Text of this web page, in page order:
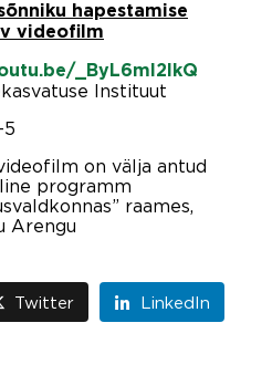
hapestamise
videofilm
_ByL6ml2lkQ
Instituut
5
on välja antud
programm
raames,
Arengu
Twitter LinkedIn